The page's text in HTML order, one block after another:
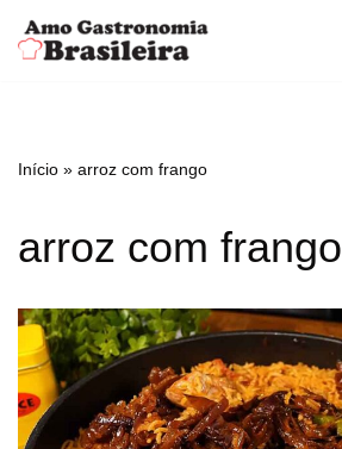
Pular
conteúdo
Início » arroz com frango
arroz com frango